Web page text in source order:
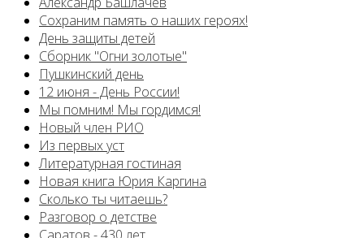
Сохраним память о наших героях!
День защиты детей
Сборник "Огни золотые"
Пушкинский день
12 июня - День России!
Мы помним! Мы гордимся!
Новый член РИО
Из первых уст
Литературная гостиная
Новая книга Юрия Каргина
Сколько ты читаешь?
Разговор о детстве